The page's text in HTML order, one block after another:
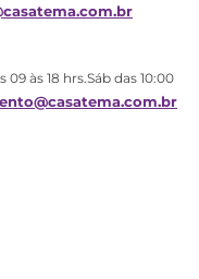
às 18 hrs.Sáb das 10:00